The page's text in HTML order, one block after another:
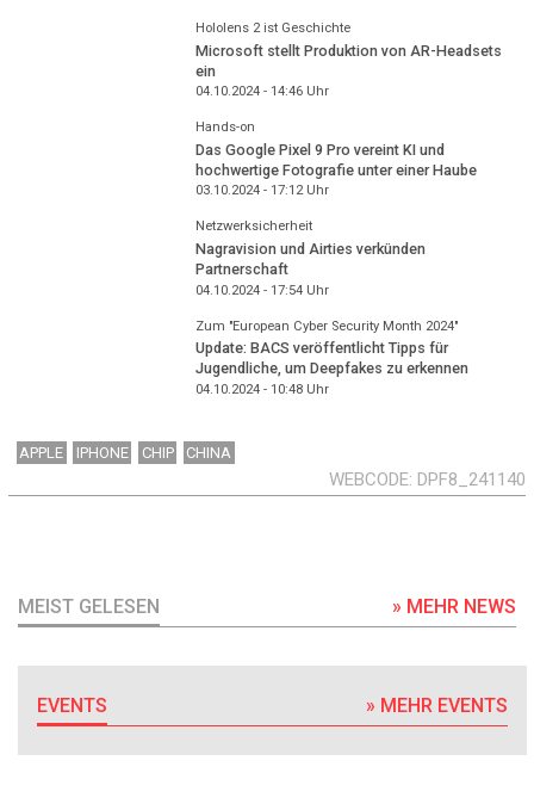
Hololens 2 ist Geschichte
Microsoft stellt Produktion von AR-Headsets
ein
04.10.2024 - 14:46Uhr
Hands-on
Das Google Pixel 9 Pro vereint KI und
hochwertige Fotografie unter einer Haube
03.10.2024 - 17:12Uhr
Netzwerksicherheit
Nagravision und Airties verkünden
Partnerschaft
04.10.2024 - 17:54Uhr
Zum "European Cyber Security Month 2024"
Update: BACS veröffentlicht Tipps für
Jugendliche, um Deepfakes zu erkennen
04.10.2024 - 10:48Uhr
APPLE IPHONE CHIP CHINA
WEBCODE DPF8_241140
MEIST GELESEN » MEHR NEWS
EVENTS » MEHR EVENTS